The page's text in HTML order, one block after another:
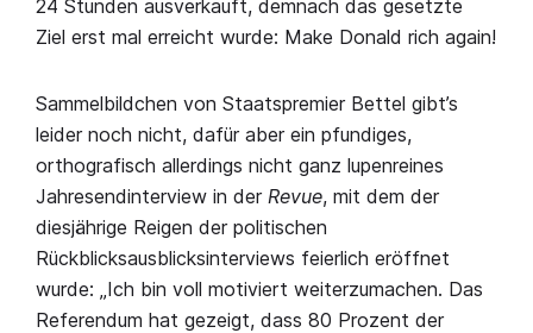
24 Stunden ausverkauft, demnach das gesetzte
Ziel erst mal erreicht wurde: Make Donald rich again!
Sammelbildchen von Staatspremier Bettel gibt’s
leider noch nicht, dafür aber ein pfundiges,
orthografisch allerdings nicht ganz lupenreines
Jahresendinterview in der Revue, mit dem der
diesjährige Reigen der politischen
Rückblicksausblicksinterviews feierlich eröffnet
wurde: „Ich bin voll motiviert weiterzumachen. Das
Referendum hat gezeigt, dass 80 Prozent der